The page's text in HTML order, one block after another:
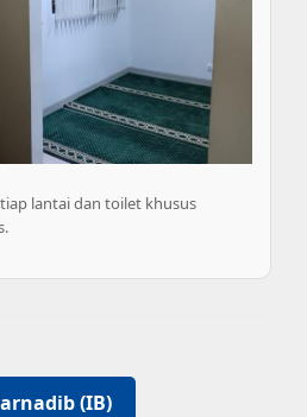
lantai dan toilet khusus
(IB)